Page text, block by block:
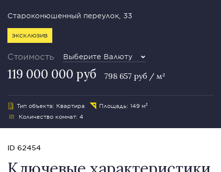
Староконюшенный переулок, 33
ЭКСКЛЮЗИВ
Стоимость Выберите Валюту
119 000 000 руб 798 657 руб / м²
Тип объекта: Квартира
Площадь: 149 м²
Количество комнат: 4
ID 62454